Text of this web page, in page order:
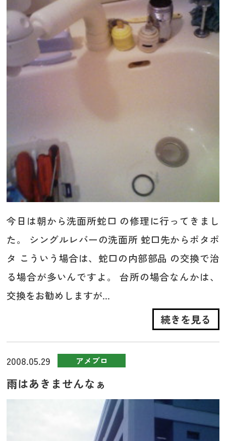
今日は朝から洗面所蛇口 の修理に行ってきまし
た。 シングルレバーの洗面所 蛇口先からポタポ
タ こういう場合は、蛇口の内部部品 の交換で治
る場合が多いんですよ。 台所の場合なんかは、
交換をお勧めしますが...
続きを見る
2008.05.29 アメブロ
雨はあきませんなぁ